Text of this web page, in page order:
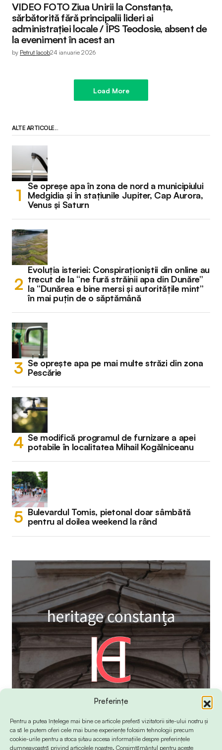
Preferințe
Pentru a putea înțelege mai bine ce articole preferă vizitatorii site-ului nostru și
ca să le putem oferi cele mai bune experiențe folosim tehnologii precum
cookie-urile pentru a stoca și/sau accesa informațiile despre preferințele
dumneavoastră privind articolele noastre. Consimțământul pentru aceste
VIDEO FOTO Ziua Unirii la Constanța,
sărbătorită fără principalii lideri ai
administrației locale / ÎPS Teodosie, absent de
la eveniment în acest an
by Petruț Iacob24 ianuarie 2026
Load More
ALTE ARTICOLE...
Se opreșe apa în zona de nord a municipiului
Medgidia și în stațiunile Jupiter, Cap Aurora,
Venus și Saturn
Evoluția isteriei: Conspiraționiștii din online au
trecut de la “ne fură străinii apa din Dunăre”
la “Dunărea e bine mersi și autoritățile mint”
în mai puțin de o săptămână
Se oprește apa pe mai multe străzi din zona
Pescărie
Se modifică programul de furnizare a apei
potabile în localitatea Mihail Kogălniceanu
Bulevardul Tomis, pietonal doar sâmbătă
pentru al doilea weekend la rând